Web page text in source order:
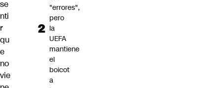
se
nti
r
qu
e
no
vie
"errores",
pero
la
UEFA
mantiene
el
boicot
a